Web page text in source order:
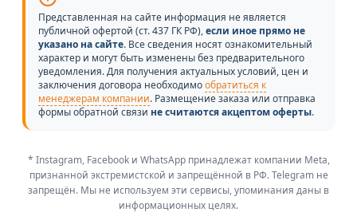
Представленная на сайте информация не является
публичной офертой (ст. 437 ГК РФ),если иное прямо не
указано на сайте. Все сведения носят ознакомительный
характер и могут быть изменены без предварительного
уведомления. Для получения актуальных условий, цен и
заключения договора необходимообратиться к
менеджерам компании. Размещение заказа или отправка
формы обратной связи не считаются акцептом оферты.
* Instagram, Facebook и WhatsApp принадлежат компании Meta,
признанной экстремистской и запрещённой в РФ. Telegram не
запрещён. Мы не используем эти сервисы, упоминания даны в
информационных целях.